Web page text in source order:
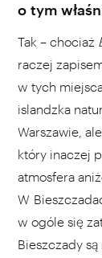
o tym
Tak – chociaż
raczej
w tych
islandzka
Warszawie,
który inaczej
atmosfera
W
w ogóle się
Bieszczady